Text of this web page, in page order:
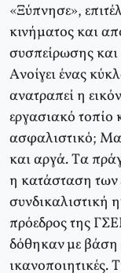
«Ξύπνησε»,
κινήματος και
συσπείρωσης
Aνοίγει ένας
ανατραπεί η
εργασιακό τοπίο
ασφαλιστικό;
και αργά. Tα
η κατάσταση των
συνδικαλιστική
πρόεδρος της
δόθηκαν με βάση
ικανοποιητικές.